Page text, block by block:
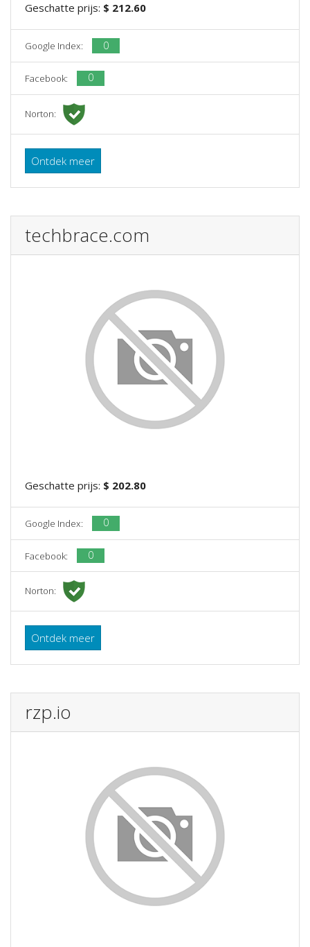
Geschatte prijs: $ 212.60
Google Index: 0
Facebook: 0
Norton:
Ontdek meer
techbrace.com
Geschatte prijs: $ 202.80
Google Index: 0
Facebook: 0
Norton:
Ontdek meer
rzp.io